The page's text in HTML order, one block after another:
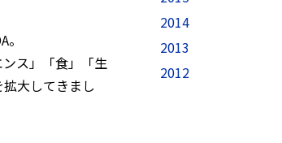
ス」「食」「生
大してきまし
2014
2013
2012